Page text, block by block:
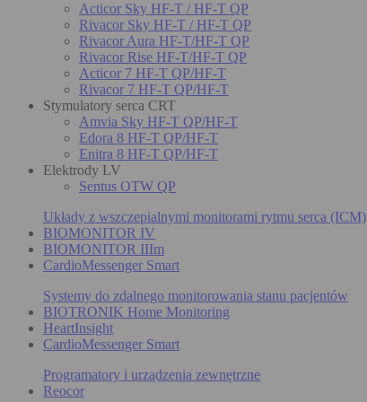
Acticor Sky HF-T / HF-T QP
Rivacor Sky HF-T / HF-T QP
Rivacor Aura HF-T/HF-T QP
Rivacor Rise HF-T/HF-T QP
Acticor 7 HF-T QP/HF-T
Rivacor 7 HF-T QP/HF-T
Stymulatory serca CRT
Amvia Sky HF-T QP/HF-T
Edora 8 HF-T QP/HF-T
Enitra 8 HF-T QP/HF-T
Elektrody LV
Sentus OTW QP
Układy z wszczepialnymi monitorami rytmu serca (ICM)
BIOMONITOR IV
BIOMONITOR IIIm
CardioMessenger Smart
Systemy do zdalnego monitorowania stanu pacjentów
BIOTRONIK Home Monitoring
HeartInsight
CardioMessenger Smart
Programatory i urządzenia zewnętrzne
Reocor